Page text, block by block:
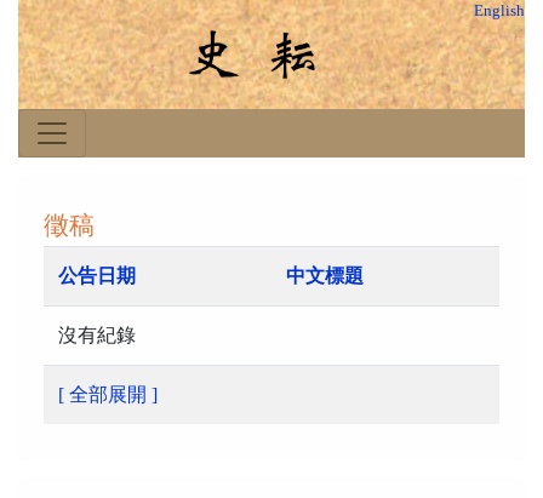
English
徵稿
公告日期 中文標題
沒有紀錄
[ 全部展開 ]